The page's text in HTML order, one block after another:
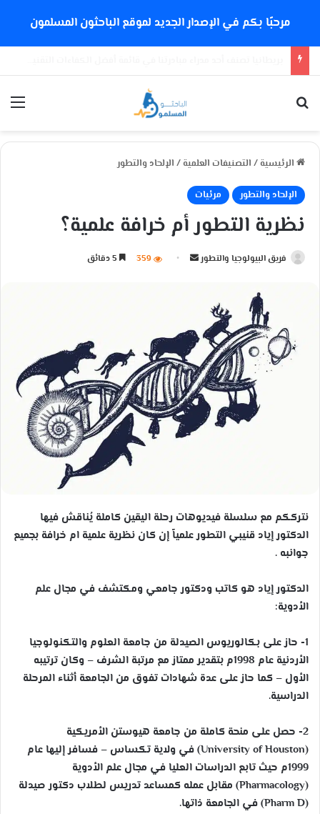
مرحبًا بكم في الإصدار الجديد لموقع الباحثون المسلمون
الرئيسية / التصنيفات العلمية / الإلحاد والتطور
الإلحاد والتطور مرئيات
نظرية التطور أم خرافة علمية؟
فريق البيولوجيا والتطور
ب
ر
ي
د
ا
إ
ل
ن
ي
359
نترككم مع سلسلة فيديوهات رحلة اليقين كاملة يُناقش فيها
الدكتور إياد قنيبي التطور علمياً إن كان نظرية علمية ام خرافة بجميع
جوانبه .
الدكتور إياد هو كاتب ودكتور جامعي ومكتشف في مجال علم
الأدوية:
1- حاز على بكالوريوس الصيدلة من جامعة العلوم والتكنولوجيا
الأردنية عام 1998م بتقدير ممتاز مع مرتبة الشرف – وكان ترتيبه
الأول – كما حاز على عدة شهادات تفوق من الجامعة أثناء المرحلة
الدراسية.
2- حصل على منحة كاملة من جامعة هيوستن الأمريكية
(University of Houston) في ولاية تكساس – فسافر إليها عام
1999م حيث تابع الدراسات العليا في مجال علم الأدوية
(Pharmacology) مقابل عمله كمساعد تدريس لطلاب دكتور صيدلة
(Pharm D) في الجامعة ذاتها.